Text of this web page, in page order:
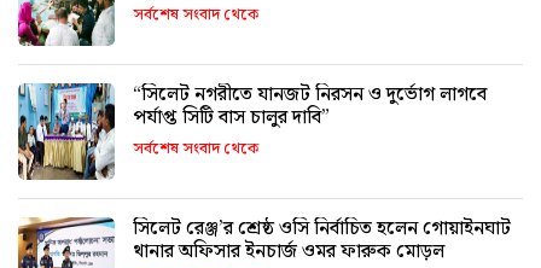
সর্বশেষ সংবাদ থেকে
“সিলেট নগরীতে যানজট নিরসন ও দুর্ভোগ লাগবে
পর্যাপ্ত সিটি বাস চালুর দাবি”
সর্বশেষ সংবাদ থেকে
সিলেট রেঞ্জ’র শ্রেষ্ঠ ওসি নির্বাচিত হলেন গোয়াইনঘাট
থানার অফিসার ইনচার্জ ওমর ফারুক মোড়ল